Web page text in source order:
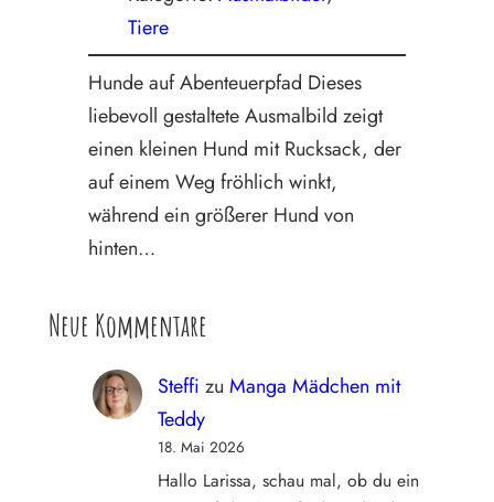
Tiere
Hunde auf Abenteuerpfad Dieses
liebevoll gestaltete Ausmalbild zeigt
einen kleinen Hund mit Rucksack, der
auf einem Weg fröhlich winkt,
während ein größerer Hund von
hinten…
Neue Kommentare
Steffi zu Manga Mädchen mit
Teddy
18. Mai 2026
Hallo Larissa, schau mal, ob du ein